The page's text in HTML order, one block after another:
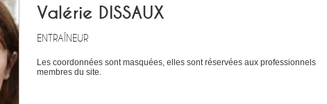
Valérie DISSAUX
ENTRAÎNEUR
Les coordonnées sont masquées, elles sont réservées aux professionnels
membres du site.